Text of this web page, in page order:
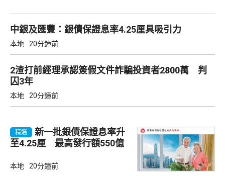
中銀及匯豐：銀債保證息率4.25厘具吸引力
本地 20分鐘前
2渣打前經理承認簽假文件詐騙投資者2800萬 判
囚3年
本地 20分鐘前
精選
新一批銀債保證息率升
至4.25厘 最高發行額550億
本地 20分鐘前